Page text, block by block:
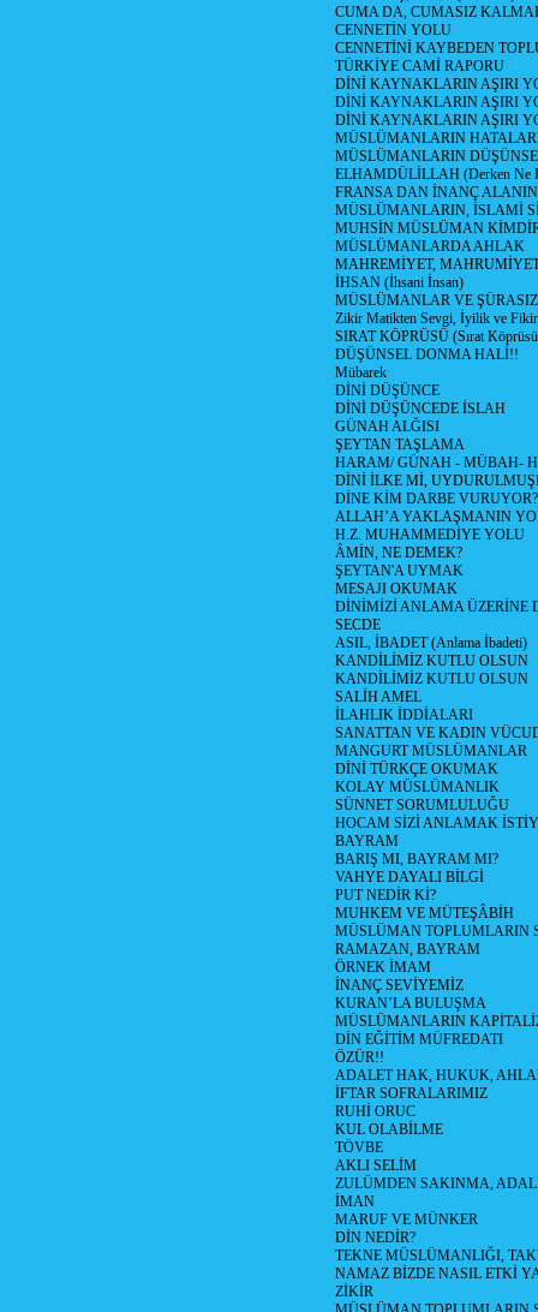
CUMA DA, CUMASIZ
CENNETİN YOLU
CENNETİNİ KAYBEDEN
TÜRKİYE CAMİ RAPORU
DİNİ KAYNAKLARIN AŞIRI
DİNİ KAYNAKLARIN AŞIRI
DİNİ KAYNAKLARIN AŞIRI
MÜSLÜMANLARIN
MÜSLÜMANLARIN
ELHAMDÜLİLLAH (Derken Ne
FRANSA DAN İNANÇ
MÜSLÜMANLARIN, İSLAMİ
MUHSİN MÜSLÜMAN
MÜSLÜMANLARDA AHLAK
MAHREMİYET,
İHSAN (İhsani İnsan)
MÜSLÜMANLAR VE
Zikir Matikten Sevgi, İyilik ve
SIRAT KÖPRÜSÜ (Sırat
DÜŞÜNSEL DONMA HALİ!!
Mübarek
DİNİ DÜŞÜNCE
DİNİ DÜŞÜNCEDE İSLAH
GÜNAH ALĞISI
ŞEYTAN TAŞLAMA
HARAM/ GÜNAH - MÜBAH-
DİNİ İLKE Mİ,
DİNE KİM DARBE VURUYOR?
ALLAH’A YAKLAŞMANIN
H.Z. MUHAMMEDİYE YOLU
ÂMİN, NE DEMEK?
ŞEYTAN'A UYMAK
MESAJI OKUMAK
DİNİMİZİ ANLAMA ÜZERİNE
SECDE
ASIL, İBADET (Anlama İbadeti)
KANDİLİMİZ KUTLU OLSUN
KANDİLİMİZ KUTLU OLSUN
SALİH AMEL
İLAHLIK İDDİALARI
SANATTAN VE KADIN
MANGURT MÜSLÜMANLAR
DİNİ TÜRKÇE OKUMAK
KOLAY MÜSLÜMANLIK
SÜNNET SORUMLULUĞU
HOCAM SİZİ ANLAMAK
BAYRAM
BARIŞ MI, BAYRAM MI?
VAHYE DAYALI BİLGİ
PUT NEDİR Kİ?
MUHKEM VE MÜTEŞÂBİH
MÜSLÜMAN TOPLUMLARIN
RAMAZAN, BAYRAM
ÖRNEK İMAM
İNANÇ SEVİYEMİZ
KURAN’LA BULUŞMA
MÜSLÜMANLARIN
DİN EĞİTİM MÜFREDATI
ÖZÜR!!
ADALET HAK, HUKUK,
İFTAR SOFRALARIMIZ
RUHİ ORUC
KUL OLABİLME
TÖVBE
AKLI SELİM
ZULÜMDEN SAKINMA,
İMAN
MARUF VE MÜNKER
DİN NEDİR?
TEKNE MÜSLÜMANLIĞI,
NAMAZ BİZDE NASIL ETKİ
ZİKİR